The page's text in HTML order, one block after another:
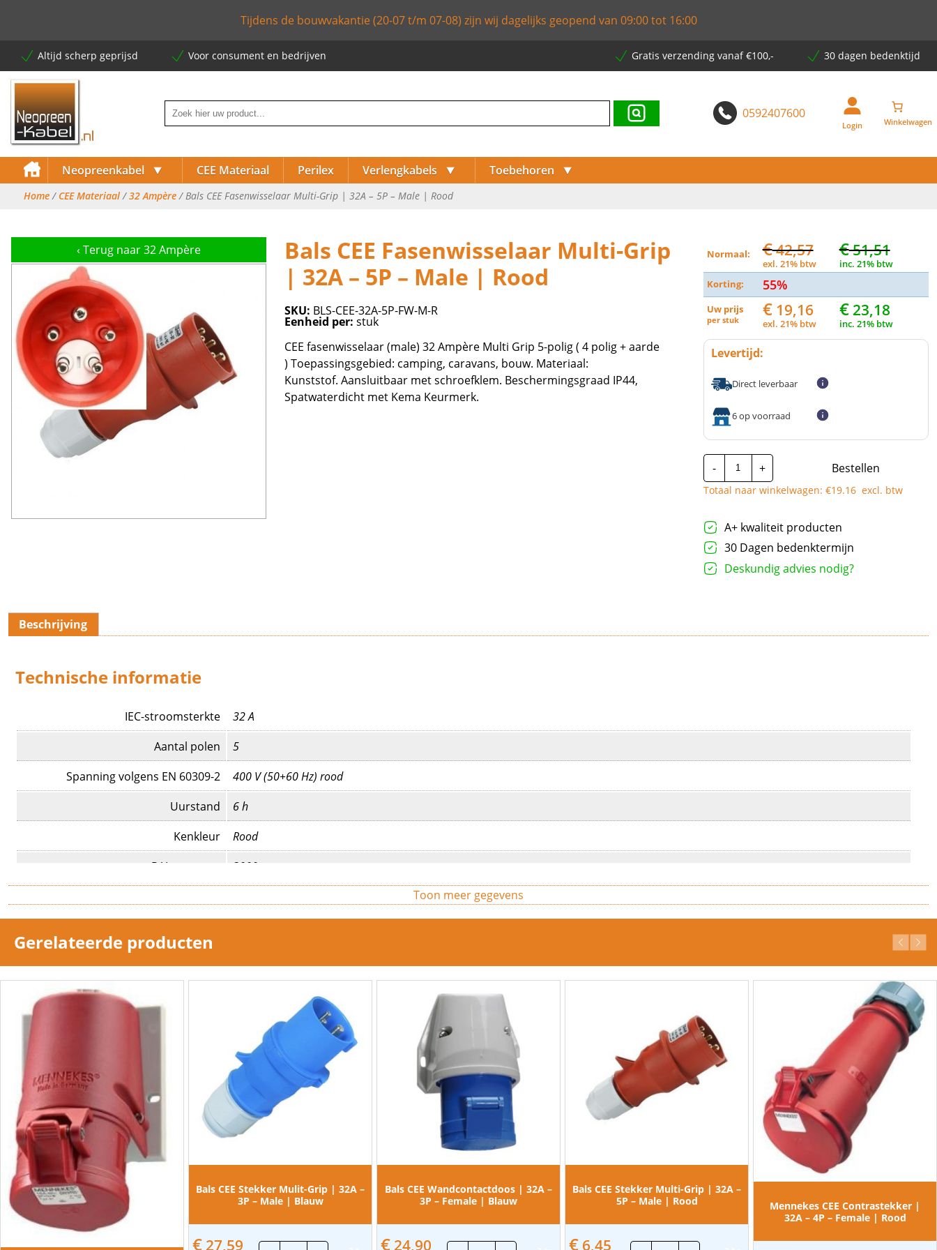
Tijdens de bouwvakantie (20-07 t/m 07-08) zijn wij dagelijks geopend van 09:00 tot 16:00
Altijd scherp geprijsd Voor consument en bedrijven Gratis verzending vanaf €100,- 30 dagen bedenktijd
0592407600
Login
Neopreenkabel ⯆
⯈
⯈
CEE Materiaal Perilex Verlengkabels ⯆ Toebehoren ⯆
Home/ CEE Materiaal/32 Ampère/ Bals CEE Fasenwisselaar Multi-Grip | 32A – 5P – Male | Rood
‹ Terug naar 32 Ampère
Bals CEE Fasenwisselaar Multi-Grip
| 32A – 5P – Male | Rood
SKU: BLS-CEE-32A-5P-FW-M-R
Eenheid per: stuk
CEE fasenwisselaar (male) 32 Ampère Multi Grip 5-polig ( 4 polig + aarde
) Toepassingsgebied: camping, caravans, bouw. Materiaal:
Kunststof. Aansluitbaar met schroefklem. Beschermingsgraad IP44,
Spatwaterdicht met Kema Keurmerk.
Normaal: €42,57
exl. 21% btw
€51,51
inc. 21% btw
Korting:
55%
Uw prijs
per stuk €19,16
exl. 21% btw
€23,18
inc. 21% btw
Levertijd:
Direct leverbaar
6 op voorraad
-
Bals
CEE
Fasenwisselaar
Multi-
32A
-
5P
-
Male
+ Bestellen
Totaal naar winkelwagen: €19.16excl. btw
A+ kwaliteit producten
30 Dagen bedenktermijn
Deskundig advies nodig?
Beschrijving
Technische informatie
IEC-stroomsterkte
32 A
Aantal polen
5
Spanning volgens EN 60309-2
400 V (50+60 Hz) rood
Uurstand
6 h
Kenkleur
Rood
RAL-nummer
3000
Kunststof
male
REACH
Nee
Toon meer gegevens
Gerelateerde producten
Bals CEE Stekker Mulit-Grip | 32A –
3P – Male | Blauw
€ 27,59 Bals
Bals CEE Wandcontactdoos | 32A –
3P – Female | Blauw
€ 24,90 Bals
Bals CEE Stekker Multi-Grip | 32A –
5P – Male | Rood
€ 6,45 Bals
Mennekes CEE Contrastekker |
32A – 4P – Female | Rood